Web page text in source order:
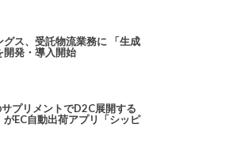
ス、受託物流業務に 「生成
発・導入開始
プリメントでD2C展開する
がEC自動出荷アプリ「シッピ